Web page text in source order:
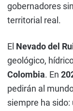
gobernadores
territorial real.
El Nevado del
geológico,
Colombia. En
pedirán al
siempre ha